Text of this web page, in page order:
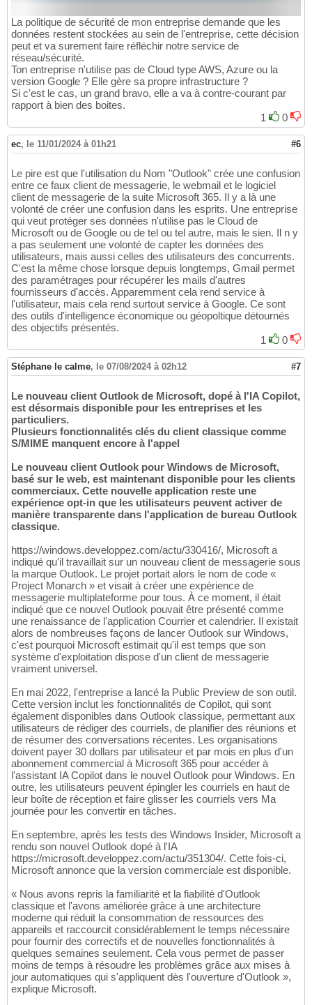
La politique de sécurité de mon entreprise demande que les
données restent stockées au sein de l'entreprise, cette décision
peut et va surement faire réfléchir notre service de
réseau/sécurité.
Ton entreprise n'utilise pas de Cloud type AWS, Azure ou la
version Google ? Elle gère sa propre infrastructure ?
Si c'est le cas, un grand bravo, elle a va à contre-courant par
rapport à bien des boites.
1
0
ec, le 11/01/2024 à 01h21 #6
Le pire est que l'utilisation du Nom "Outlook" crée une confusion
entre ce faux client de messagerie, le webmail et le logiciel
client de messagerie de la suite Microsoft 365. Il y a là une
volonté de créer une confusion dans les esprits. Une entreprise
qui veut protéger ses données n'utilise pas le Cloud de
Microsoft ou de Google ou de tel ou tel autre, mais le sien. Il n y
a pas seulement une volonté de capter les données des
utilisateurs, mais aussi celles des utilisateurs des concurrents.
C'est la même chose lorsque depuis longtemps, Gmail permet
des paramétrages pour récupérer les mails d'autres
fournisseurs d'accès. Apparemment cela rend service à
l'utilisateur, mais cela rend surtout service à Google. Ce sont
des outils d'intelligence économique ou géopoltique détournés
des objectifs présentés.
1
0
Stéphane le calme, le 07/08/2024 à 02h12 #7
Le nouveau client Outlook de Microsoft, dopé à l'IA Copilot,
est désormais disponible pour les entreprises et les
particuliers.
Plusieurs fonctionnalités clés du client classique comme
S/MIME manquent encore à l'appel
Le nouveau client Outlook pour Windows de Microsoft,
basé sur le web, est maintenant disponible pour les clients
commerciaux. Cette nouvelle application reste une
expérience opt-in que les utilisateurs peuvent activer de
manière transparente dans l'application de bureau Outlook
classique.
https://windows.developpez.com/actu/330416/, Microsoft a
indiqué qu'il travaillait sur un nouveau client de messagerie sous
la marque Outlook. Le projet portait alors le nom de code «
Project Monarch » et visait à créer une expérience de
messagerie multiplateforme pour tous. À ce moment, il était
indiqué que ce nouvel Outlook pouvait être présenté comme
une renaissance de l'application Courrier et calendrier. Il existait
alors de nombreuses façons de lancer Outlook sur Windows,
c'est pourquoi Microsoft estimait qu'il est temps que son
système d'exploitation dispose d'un client de messagerie
vraiment universel.
En mai 2022, l'entreprise a lancé la Public Preview de son outil.
Cette version inclut les fonctionnalités de Copilot, qui sont
également disponibles dans Outlook classique, permettant aux
utilisateurs de rédiger des courriels, de planifier des réunions et
de résumer des conversations récentes. Les organisations
doivent payer 30 dollars par utilisateur et par mois en plus d'un
abonnement commercial à Microsoft 365 pour accéder à
l'assistant IA Copilot dans le nouvel Outlook pour Windows. En
outre, les utilisateurs peuvent épingler les courriels en haut de
leur boîte de réception et faire glisser les courriels vers Ma
journée pour les convertir en tâches.
En septembre, après les tests des Windows Insider, Microsoft a
rendu son nouvel Outlook dopé à l'IA
https://microsoft.developpez.com/actu/351304/. Cette fois-ci,
Microsoft annonce que la version commerciale est disponible.
« Nous avons repris la familiarité et la fiabilité d'Outlook
classique et l'avons améliorée grâce à une architecture
moderne qui réduit la consommation de ressources des
appareils et raccourcit considérablement le temps nécessaire
pour fournir des correctifs et de nouvelles fonctionnalités à
quelques semaines seulement. Cela vous permet de passer
moins de temps à résoudre les problèmes grâce aux mises à
jour automatiques qui s'appliquent dès l'ouverture d'Outlook »,
explique Microsoft.